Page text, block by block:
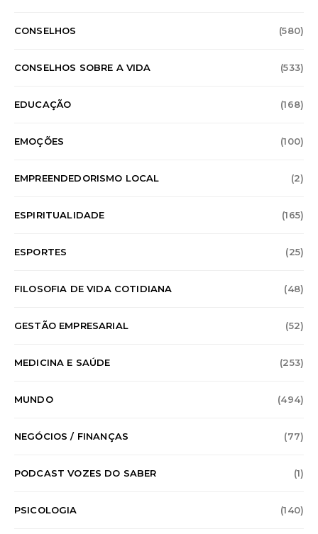
CONSELHOS (580)
CONSELHOS SOBRE A VIDA (533)
EDUCAÇÃO (168)
EMOÇÕES (100)
EMPREENDEDORISMO LOCAL (2)
ESPIRITUALIDADE (165)
ESPORTES (25)
FILOSOFIA DE VIDA COTIDIANA (48)
GESTÃO EMPRESARIAL (52)
MEDICINA E SAÚDE (253)
MUNDO (494)
NEGÓCIOS / FINANÇAS (77)
PODCAST VOZES DO SABER (1)
PSICOLOGIA (140)